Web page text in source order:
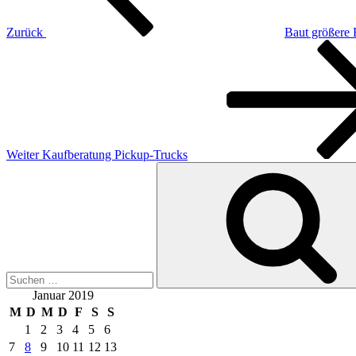
Zurück
Baut größere
Weiter Kaufberatung Pickup-Trucks
Januar 2019
M D M D F S
S
1
2 3 4 5
6
7
8 9 10 11 12 13